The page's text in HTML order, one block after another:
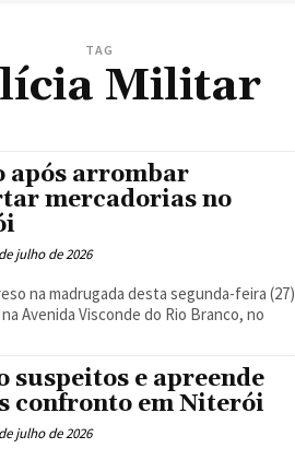
TAG
Militar
após arrombar
mercadorias no
julho de 2026
na madrugada desta segunda-feira (27)
Avenida Visconde do Rio Branco, no
suspeitos e apreende
confronto em Niterói
julho de 2026